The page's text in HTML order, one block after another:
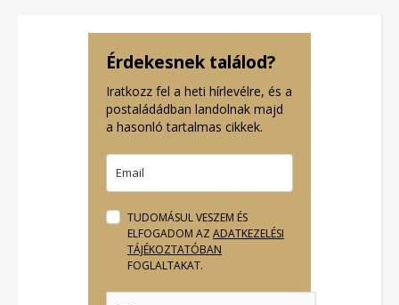
Érdekesnek találod?
Iratkozz fel a heti hírlevélre, és a
postaládádban landolnak majd
a hasonló tartalmas cikkek.
TUDOMÁSUL VESZEM ÉS
ELFOGADOM AZ ADATKEZELÉSI
TÁJÉKOZTATÓBAN
FOGLALTAKAT.